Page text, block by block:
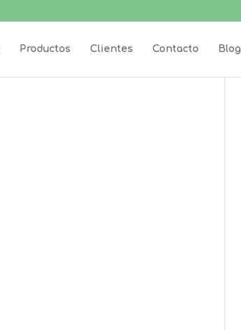
Productos Clientes Contacto Blog